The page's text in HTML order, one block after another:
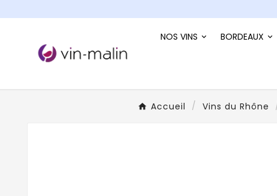
NOS VINS BORDEAUX
Accueil Vins du Rhône